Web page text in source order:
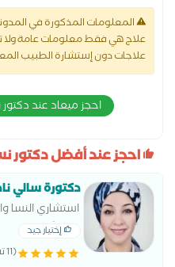
المعلومات المذكورة في
علاج هي فقط معلومات عامة ولا
علاجات دون إستشارة الطبيب
احجز ميعاد عند
احجز عند أفضل دكتور
دكتورة سالي
استشاري النسا
عين شمس
إختيار جيد
(11 تقييم)